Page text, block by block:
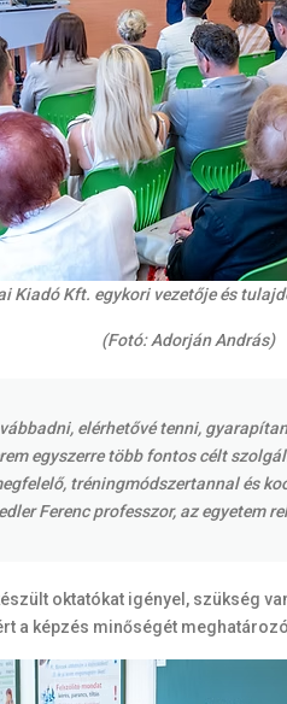
Kiadó Kft. egykori vezetője és
(Fotó: Adorján András)
elérhetővé tenni,
egyszerre több fontos célt
tréningmódszertannal és
Ferenc professzor, az egyetem
oktatókat igényel, szükség
a képzés minőségét